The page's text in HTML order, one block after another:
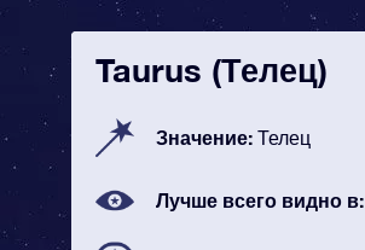
Taurus (Телец)
Значение: Телец
Лучше всего видно в: